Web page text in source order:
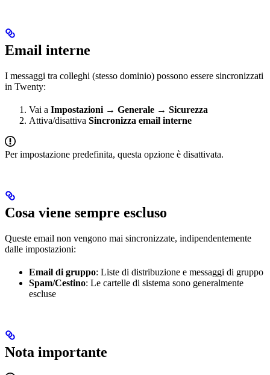
Email interne
I messaggi tra colleghi (stesso dominio) possono essere sincronizzati
in Twenty:
Vai a Impostazioni → Generale → Sicurezza
Attiva/disattiva Sincronizza email interne
Per impostazione predefinita, questa opzione è disattivata.
Cosa viene sempre escluso
Queste email non vengono mai sincronizzate, indipendentemente
dalle impostazioni:
Email di gruppo: Liste di distribuzione e messaggi di gruppo
Spam/Cestino: Le cartelle di sistema sono generalmente
escluse
Nota importante